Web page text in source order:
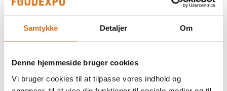
Samtykke Detaljer Om
Denne hjemmeside bruger cookies
Vi bruger cookies til at tilpasse vores indhold og
Flere produkter fra AB Tingstad
Food containers.